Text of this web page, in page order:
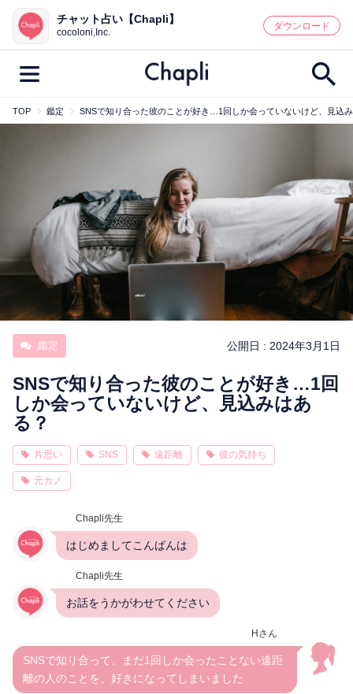
鑑定記事・占い師検索
最新記事一覧
カテゴリー別
鑑定 占い師 キャンペーン
キーワード別
彼の気持ち 恋の行方
今週の運勢 彼氏 片思い 結婚
相性
チャット占い【Chapli】
cocoloni,Inc.
ダウンロード
TOP 鑑定 SNSで知り合った彼のことが好き…1回しか会っていないけど、見込
鑑定 公開日 : 2024年3月1日
SNSで知り合った彼のことが好き…1回
しか会っていないけど、見込みはあ
る？
片思い SNS 遠距離 彼の気持ち
元カノ
Chapli先生
はじめましてこんばんは
Chapli先生
お話をうかがわせてください
Hさん
SNSで知り合って、まだ1回しか会ったことない遠距
離の人のことを、好きになってしまいました